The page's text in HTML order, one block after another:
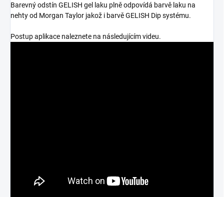
Barevný odstín GELISH gel laku plně odpovídá barvě laku na
nehty od Morgan Taylor jakož i barvě GELISH Dip systému.
Postup aplikace naleznete na následujícím videu.